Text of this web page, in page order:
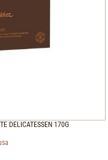
DELICATESSEN 170G